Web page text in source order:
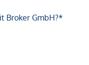
Broker GmbH?*